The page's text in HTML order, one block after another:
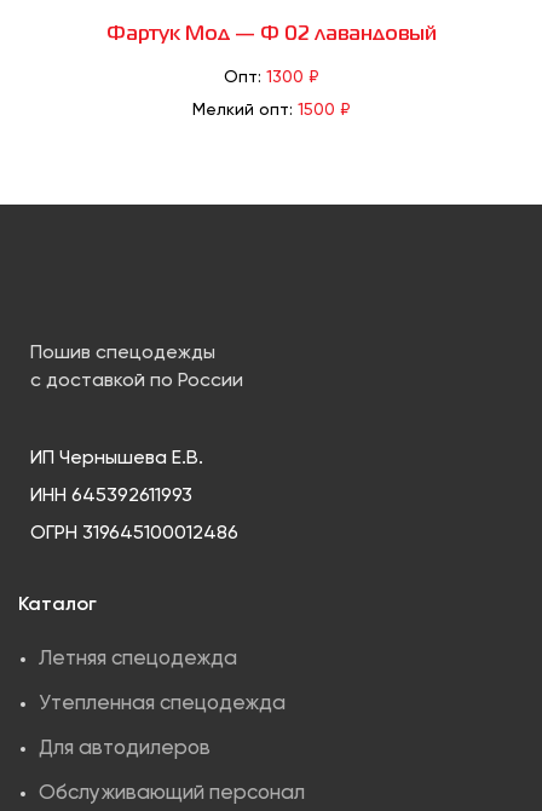
Фартук Мод — Ф 02 лавандовый
Опт: 1300 ₽
Мелкий опт: 1500 ₽
Пошив спецодежды
с доставкой по России
ИП Чернышева Е.В.
ИНН 645392611993
ОГРН 319645100012486
Каталог
Летняя спецодежда
Утепленная спецодежда
Для автодилеров
Обслуживающий персонал